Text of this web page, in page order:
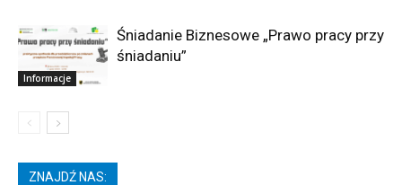
Informacje
Śniadanie Biznesowe „Prawo pracy przy
śniadaniu”
ZNAJDŹ NAS: